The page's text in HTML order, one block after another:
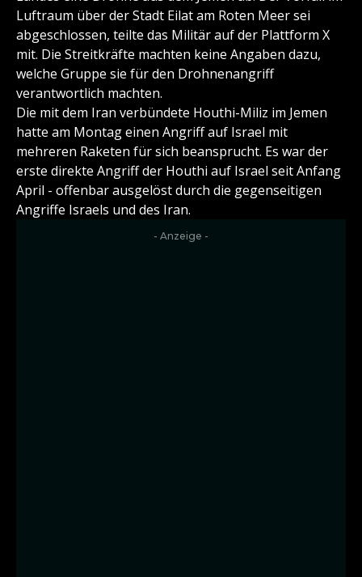
Luftraum über der Stadt Eilat am Roten Meer sei
abgeschlossen, teilte das Militär auf der Plattform X
mit. Die Streitkräfte machten keine Angaben dazu,
welche Gruppe sie für den Drohnenangriff
verantwortlich machten.
Die mit dem Iran verbündete Houthi-Miliz im Jemen
hatte am Montag einen Angriff auf Israel mit
mehreren Raketen für sich beansprucht. Es war der
erste direkte Angriff der Houthi auf Israel seit Anfang
April - offenbar ausgelöst durch die gegenseitigen
Angriffe Israels und des Iran.
- Anzeige -